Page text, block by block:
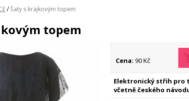
/Šaty s krajkovým topem
topem
Cena: 90 Kč
Elektronický střih pro
včetně českého